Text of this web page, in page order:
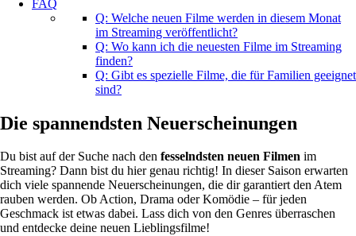
FAQ
Q: Welche neuen Filme werden in diesem Monat
im Streaming veröffentlicht?
Q: Wo kann ich die neuesten Filme im Streaming
finden?
Q: Gibt es spezielle Filme, die für Familien geeignet
sind?
Die spannendsten Neuerscheinungen
Du bist auf der Suche nach den fesselndsten neuen Filmen im
Streaming? Dann bist du hier genau richtig! In dieser Saison erwarten
dich viele spannende Neuerscheinungen, die dir garantiert den Atem
rauben werden. Ob Action, Drama oder Komödie – für jeden
Geschmack ist etwas dabei. Lass dich von den Genres überraschen
und entdecke deine neuen Lieblingsfilme!